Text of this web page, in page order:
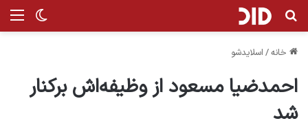
تغییر جستجو برای
خانه/ اسلایدشو
احمدضیا مسعود از وظیفه‌اش برکنار
شد